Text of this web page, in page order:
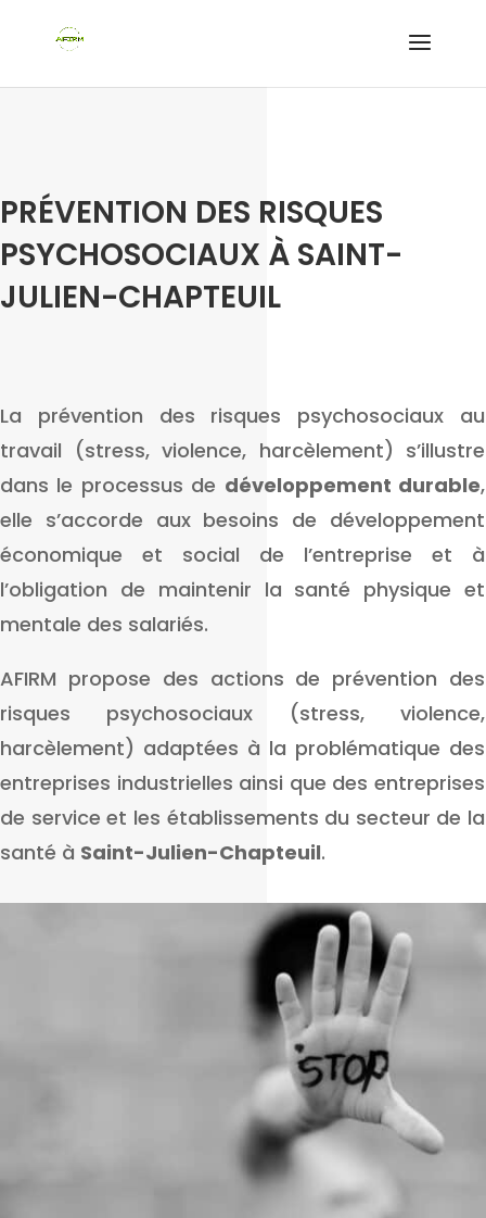
PRÉVENTION DES RISQUES
PSYCHOSOCIAUX À SAINT-
JULIEN-CHAPTEUIL
La prévention des risques psychosociaux au
travail (stress, violence, harcèlement) s’illustre
dans le processus de développement durable,
elle s’accorde aux besoins de développement
économique et social de l’entreprise et à
l’obligation de maintenir la santé physique et
mentale des salariés.
AFIRM propose des actions de prévention des
risques psychosociaux (stress, violence,
harcèlement) adaptées à la problématique des
entreprises industrielles ainsi que des entreprises
de service et les établissements du secteur de la
santé à Saint-Julien-Chapteuil.